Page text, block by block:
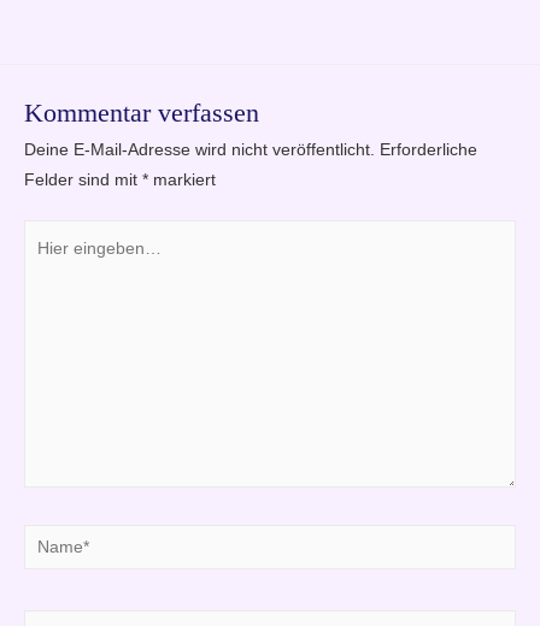
Kommentar verfassen
Deine E-Mail-Adresse wird nicht veröffentlicht. Erforderliche
Felder sind mit * markiert
Name*